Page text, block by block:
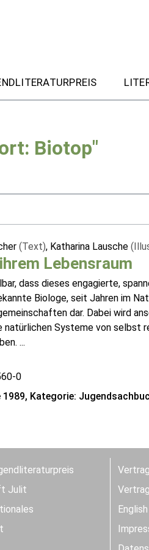
Biotop"
(Text), Katharina Lausche
Lebensraum
dass dieses engagierte,
Biologe, seit Jahren im
dar. Dabei wird
natürlichen Systeme von selbst
...
0
Kategorie:
Julit